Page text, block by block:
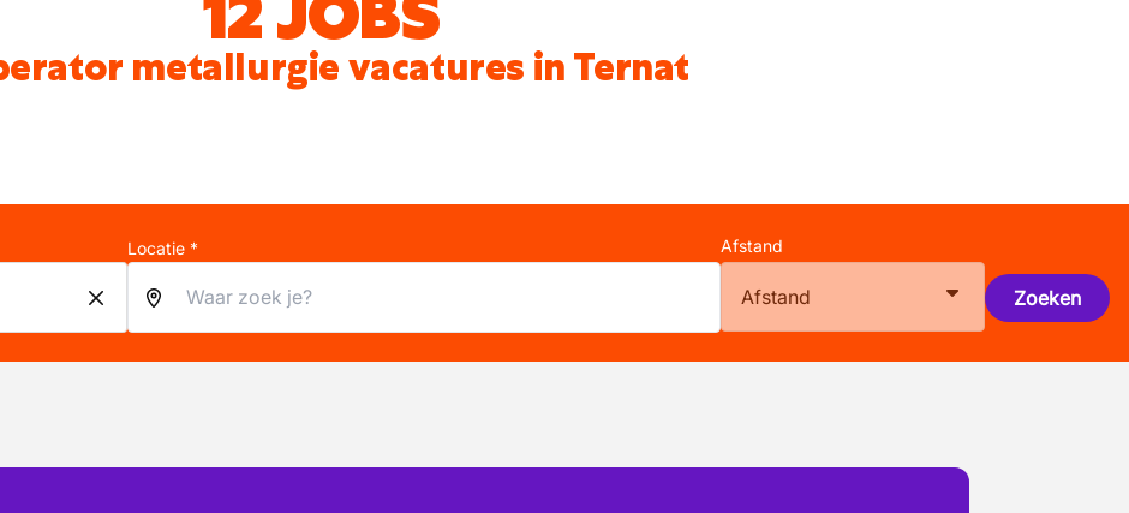
metallurgie vacatures in Ternat
Locatie * Afstand
Afstand Zoeken